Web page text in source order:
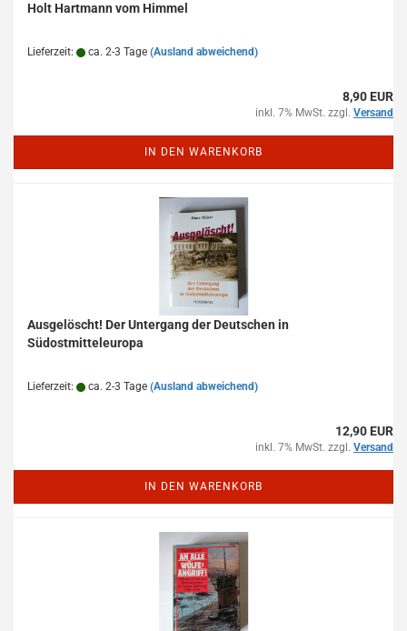
Holt Hartmann vom Himmel
Lieferzeit: ca. 2-3 Tage (Ausland abweichend)
8,90 EUR
inkl. 7% MwSt. zzgl. Versand
IN DEN WARENKORB
Ausgelöscht! Der Untergang der Deutschen in
Südostmitteleuropa
Lieferzeit: ca. 2-3 Tage (Ausland abweichend)
12,90 EUR
inkl. 7% MwSt. zzgl. Versand
IN DEN WARENKORB